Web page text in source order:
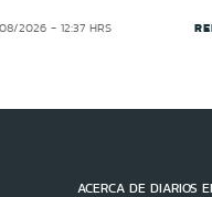
2026 - 12:37 HRS
ACERCA DE DIARIOS